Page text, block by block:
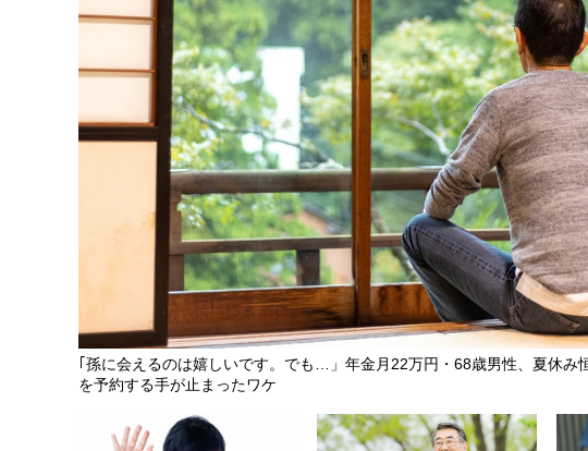
｢孫に会えるのは嬉しいです。でも…」年金月22万円・68歳男性、夏休み
を予約する手が止まったワケ